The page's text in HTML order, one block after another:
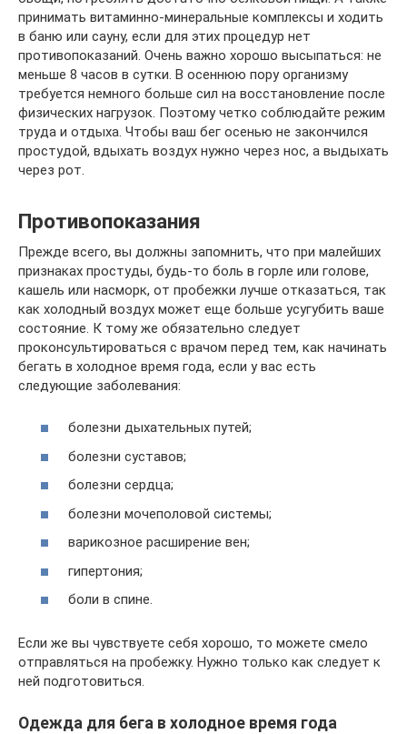
принимать витаминно-минеральные комплексы и ходить
в баню или сауну, если для этих процедур нет
противопоказаний. Очень важно хорошо высыпаться: не
меньше 8 часов в сутки. В осеннюю пору организму
требуется немного больше сил на восстановление после
физических нагрузок. Поэтому четко соблюдайте режим
труда и отдыха. Чтобы ваш бег осенью не закончился
простудой, вдыхать воздух нужно через нос, а выдыхать
через рот.
Противопоказания
Прежде всего, вы должны запомнить, что при малейших
признаках простуды, будь-то боль в горле или голове,
кашель или насморк, от пробежки лучше отказаться, так
как холодный воздух может еще больше усугубить ваше
состояние. К тому же обязательно следует
проконсультироваться с врачом перед тем, как начинать
бегать в холодное время года, если у вас есть
следующие заболевания:
болезни дыхательных путей;
болезни суставов;
болезни сердца;
болезни мочеполовой системы;
варикозное расширение вен;
гипертония;
боли в спине.
Если же вы чувствуете себя хорошо, то можете смело
отправляться на пробежку. Нужно только как следует к
ней подготовиться.
Одежда для бега в холодное время года